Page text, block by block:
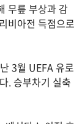
무릎 부상과 감
비아전 득점으로
3월 UEFA 유로
. 승부차기 실축